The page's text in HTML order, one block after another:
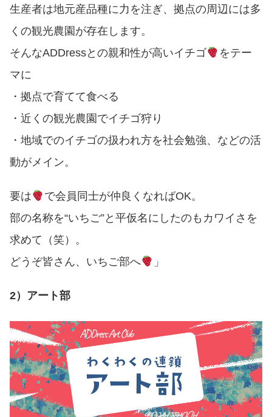
生産者は地元産品種に力を注ぎ、拠点の周辺には多
くの観光農園が存在します。
そんなADDressとの親和性が高いイチゴ
をテー
マに
・ 拠点で育てて食べる
・ 近くの観光農園でイチゴ狩り
・ 地域でのイチゴの扱われ方を社会勉強、などの活
動がメイン。
要は で会員同士が仲良くなればOK。
部の名称を“いちご”と平仮名にしたのもカワイさを
求めて（笑）。
どうぞ皆さん、いちご部へ
」
2）アート部